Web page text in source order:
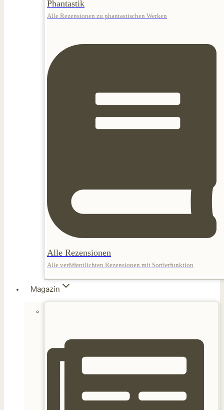
Phantastik
Alle Rezensionen zu phantastischen Werken
Alle Rezensionen
Alle veröffentlichten Rezensionen mit Sortierfunktion
Magazin